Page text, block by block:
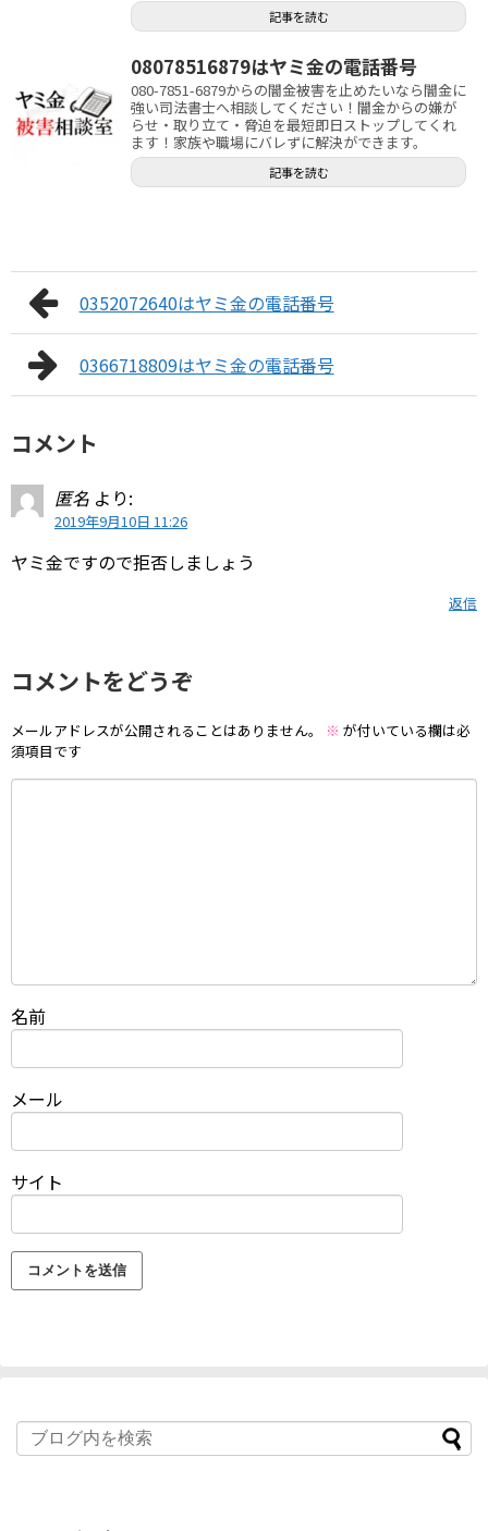
記事を読む
08078516879はヤミ金の電話番号
080-7851-6879からの闇金被害を止めたいなら闇金に
強い司法書士へ相談してください！闇金からの嫌が
らせ・取り立て・脅迫を最短即日ストップしてくれ
ます！家族や職場にバレずに解決ができます。
記事を読む
0352072640はヤミ金の電話番号
0366718809はヤミ金の電話番号
コメント
匿名 より:
2019年9月10日 11:26
ヤミ金ですので拒否しましょう
返信
コメントをどうぞ
メールアドレスが公開されることはありません。 ※ が付いている欄は必
須項目です
名前
メール
サイト